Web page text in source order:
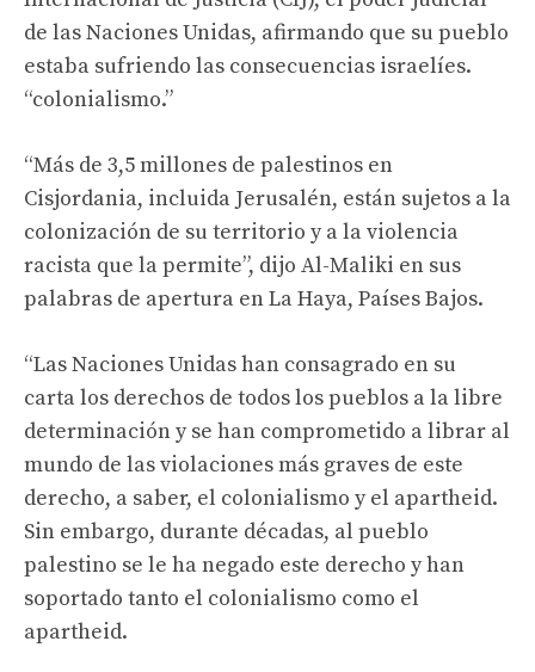
de las Naciones Unidas, afirmando que su pueblo
estaba sufriendo las consecuencias israelíes.
“colonialismo.”
“Más de 3,5 millones de palestinos en
Cisjordania, incluida Jerusalén, están sujetos a la
colonización de su territorio y a la violencia
racista que la permite”, dijo Al-Maliki en sus
palabras de apertura en La Haya, Países Bajos.
“Las Naciones Unidas han consagrado en su
carta los derechos de todos los pueblos a la libre
determinación y se han comprometido a librar al
mundo de las violaciones más graves de este
derecho, a saber, el colonialismo y el apartheid.
Sin embargo, durante décadas, al pueblo
palestino se le ha negado este derecho y han
soportado tanto el colonialismo como el
apartheid.